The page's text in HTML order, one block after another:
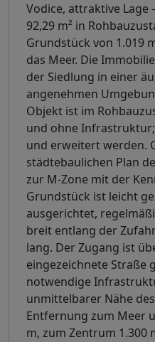
Vodice, attraktive Lage
92,29 m² in
Grundstück von 1.019
das Meer. Die
der Siedlung in einer
angenehmen
Objekt ist im
und ohne
und erweitert werden.
städtebaulichen Plan
zur M-Zone mit der
Grundstück ist leicht
ausgerichtet,
breit entlang der
lang. Der Zugang ist
eingezeichnete Straße
notwendige
unmittelbarer Nähe
Entfernung zum Meer
m, zum Zentrum 1.300